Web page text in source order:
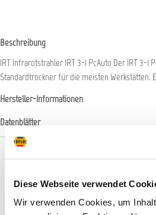
Diese Webseite verwendet
Wir verwenden Cookies, um
Beschreibung
IRT Infrarotstrahler IRT 3-1 PcAuto Der IRT 3-1
Standardtrockner für die meisten Werkstätten.
Hersteller-Informationen
Datenblätter
Produktgalerie überspringen
Passendes Zubehör